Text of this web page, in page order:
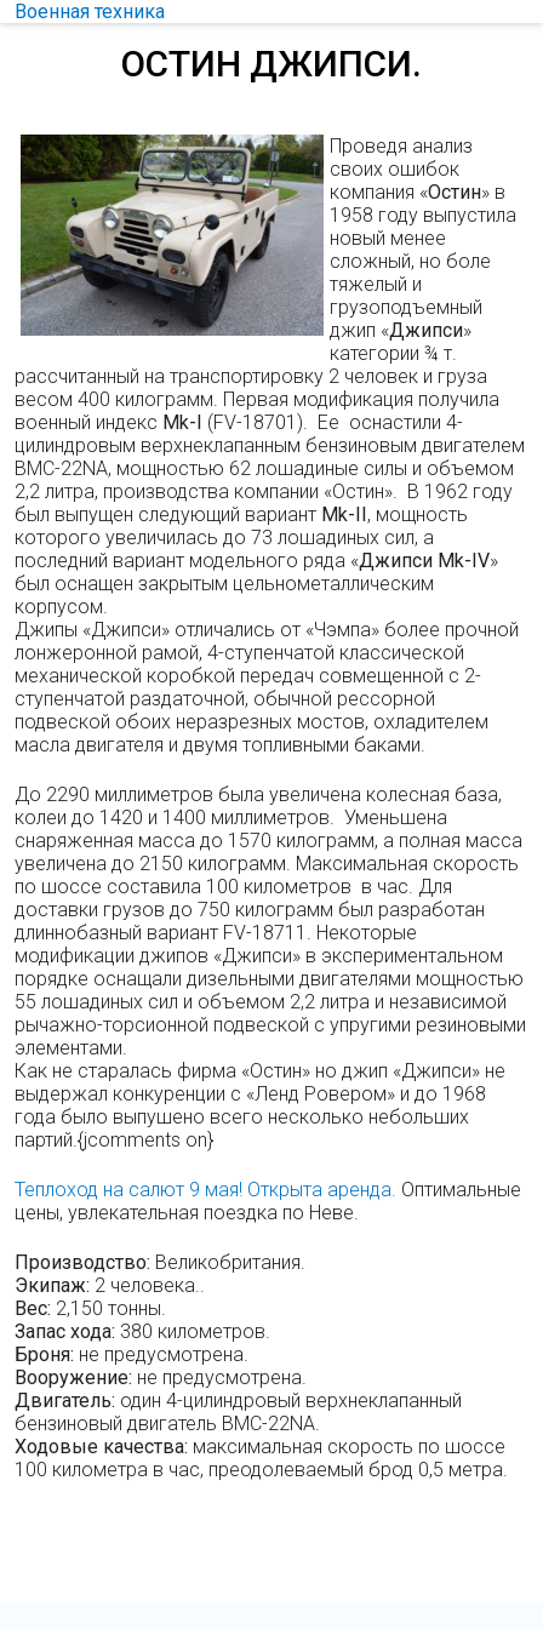
Военная техника
ОСТИН ДЖИПСИ.
Проведя анализ
своих ошибок
компания «Остин» в
1958 году выпустила
новый менее
сложный, но боле
тяжелый и
грузоподъемный
джип «Джипси»
категории ¾ т.
рассчитанный на транспортировку 2 человек и груза
весом 400 килограмм. Первая модификация получила
военный индекс Mk-I (FV-18701). Ее оснастили 4-
цилиндровым верхнеклапанным бензиновым двигателем
BMC-22NA, мощностью 62 лошадиные силы и объемом
2,2 литра, производства компании «Остин». В 1962 году
был выпущен следующий вариант Mk-II, мощность
которого увеличилась до 73 лошадиных сил, а
последний вариант модельного ряда «Джипси Mk-IV»
был оснащен закрытым цельнометаллическим
корпусом.
Джипы «Джипси» отличались от «Чэмпа» более прочной
лонжеронной рамой, 4-ступенчатой классической
механической коробкой передач совмещенной с 2-
ступенчатой раздаточной, обычной рессорной
подвеской обоих неразрезных мостов, охладителем
масла двигателя и двумя топливными баками.
До 2290 миллиметров была увеличена колесная база,
колеи до 1420 и 1400 миллиметров. Уменьшена
снаряженная масса до 1570 килограмм, а полная масса
увеличена до 2150 килограмм. Максимальная скорость
по шоссе составила 100 километров в час. Для
доставки грузов до 750 килограмм был разработан
длиннобазный вариант FV-18711. Некоторые
модификации джипов «Джипси» в экспериментальном
порядке оснащали дизельными двигателями мощностью
55 лошадиных сил и объемом 2,2 литра и независимой
рычажно-торсионной подвеской с упругими резиновыми
элементами.
Как не старалась фирма «Остин» но джип «Джипси» не
выдержал конкуренции с «Ленд Ровером» и до 1968
года было выпушено всего несколько небольших
партий.{jcomments on}
Теплоход на салют 9 мая! Открыта аренда. Оптимальные
цены, увлекательная поездка по Неве.
Производство: Великобритания.
Экипаж: 2 человека..
Вес: 2,150 тонны.
Запас хода: 380 километров.
Броня: не предусмотрена.
Вооружение: не предусмотрена.
Двигатель: один 4-цилиндровый верхнеклапанный
бензиновый двигатель BMC-22NA.
Ходовые качества: максимальная скорость по шоссе
100 километра в час, преодолеваемый брод 0,5 метра.